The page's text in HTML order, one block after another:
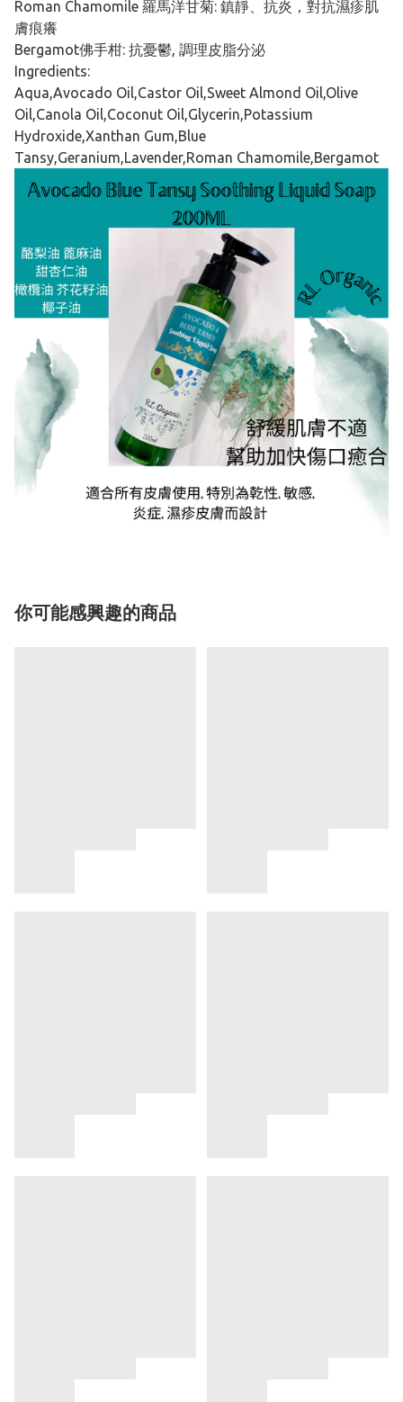
Roman Chamomile 羅馬洋甘菊: 鎮靜、抗炎，對抗濕疹肌
膚痕癢
Bergamot佛手柑: 抗憂鬱, 調理皮脂分泌
Ingredients:
Aqua,Avocado Oil,Castor Oil,Sweet Almond Oil,Olive
Oil,Canola Oil,Coconut Oil,Glycerin,Potassium
Hydroxide,Xanthan Gum,Blue
Tansy,Geranium,Lavender,Roman Chamomile,Bergamot
你可能感興趣的商品